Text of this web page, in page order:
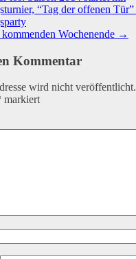
“Tag der offenen Tür”
Wochenende →
Kommentar
wird nicht veröffentlicht.
markiert